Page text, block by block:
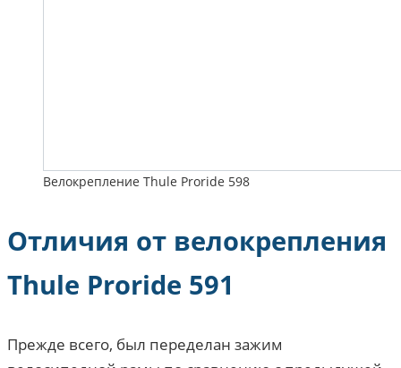
Велокрепление Thule Proride 598
Отличия от велокрепления
Thule Proride 591
Прежде всего, был переделан зажим